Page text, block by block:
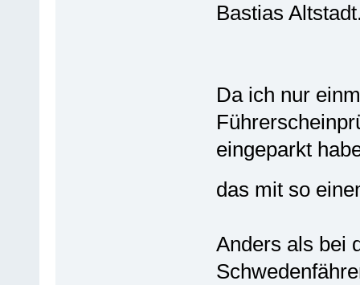
Bastias
Da ich nur
eingeparkt
das mit so
Anders als bei